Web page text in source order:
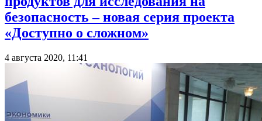
безопасность – новая серия проекта
«Доступно о сложном»
4 августа 2020, 11:41